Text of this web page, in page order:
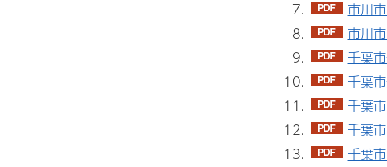
市川
市川
千葉
千葉
千葉
千葉
千葉